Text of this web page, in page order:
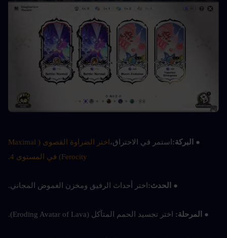
● البركة: استمر في الاحتراق،
اختر الضراوة القصوى (Maximal
Ferocity) في المستوى 4.
● الحدث: اختر أحداث الرفيق ومخزن الغموض المجاني.
● المرحلة: اختر تجسيد الحمم المتآكل (Eroding Avatar of Lava).